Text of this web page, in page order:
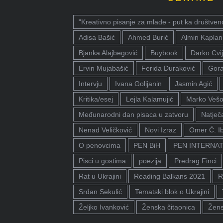
"Kreativno pisanje za mlade - put ka
Adisa Bašić
Ahmed Burić Almin Kaplan
Bjanka Alajbegović
Buybook Darko
Ervin Mujabašić
Ferida Duraković
Intervju
Ivana Golijanin Jasmin Agić
Kritika/esej
Lejla Kalamujić Marko
Međunarodni dan pisaca u zatvoru
Nenad Veličković
Novi Izraz
Omer Ć.
O penovcima
PEN BiH
PEN
Pisci u gostima
poezija Predrag Finci
Rat u Ukrajini
Reading Balkans 2021
Srđan Sekulić
Tematski blok o Ukrajini
Željko Ivanković
Ženska čitaonica